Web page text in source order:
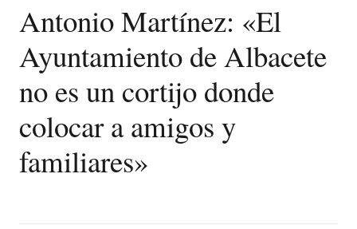
Antonio Martínez: «El
Ayuntamiento de Albacete
no es un cortijo donde
colocar a amigos y
familiares»